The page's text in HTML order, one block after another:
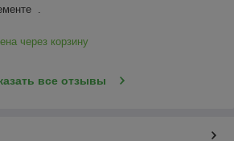
.
через корзину
все отзывы